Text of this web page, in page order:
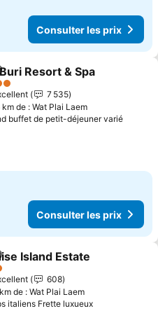
Consulter les prix
à mes favoris
Resort & Spa
7 535
km de : Wat Plai Laem
buffet de petit-déjeuner varié
Consulter les prix
à mes favoris
Island Estate
608
de : Wat Plai Laem
italiens Frette luxueuxConsulter